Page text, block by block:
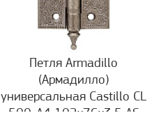
Петля Armadillo
(Армадилло)
универсальная Castillo CL
500-A4 102x76x3,5 AS